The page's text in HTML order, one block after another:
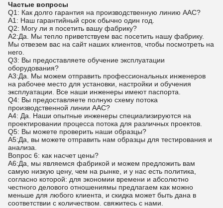
Частые вопросы
Q1: Как долго гарантия на производственную линию AAC?
A1: Наш гарантийный срок обычно один год.
Q2: Могу ли я посетить вашу фабрику?
A2:Да. Мы тепло приветствуем вас посетить нашу фабрику.
Мы отвезем вас на сайт наших клиентов, чтобы посмотреть на
него.
Q3: Вы предоставляете обучение эксплуатации
оборудования?
A3:Да. Мы можем отправить профессиональных инженеров
на рабочее место для установки, настройки и обучения
эксплуатации. Все наши инженеры имеют паспорта.
Q4: Вы предоставляете полную схему потока
производственной линии AAC?
A4: Да. Наши опытные инженеры специализируются на
проектировании процесса потока для различных проектов.
Q5: Вы можете проверить наши образцы?
A5:Да, вы можете отправить нам образцы для тестирования и
анализа.
Вопрос 6: как насчет цены?
A6:Да, мы являемся фабрикой и можем предложить вам
самую низкую цену, чем на рынке, и у нас есть политика,
согласно которой: для экономии времени и абсолютно
честного делового отношениямы предлагаем как можно
меньше для любого клиента, и скидка может быть дана в
соответствии с количеством. свяжитесь с нами.